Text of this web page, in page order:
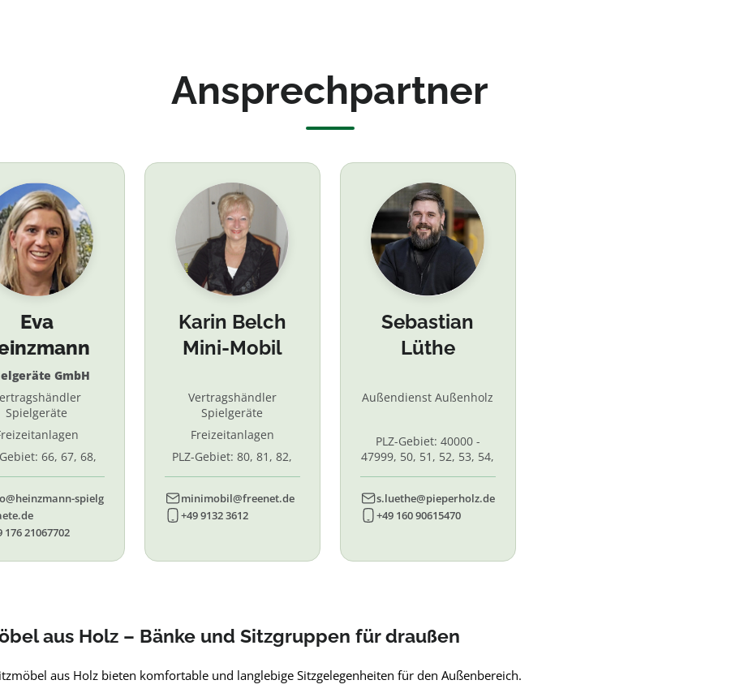
Ansprechpartner
Eva
GmbH
Spielgeräte
66, 67, 68,
spielg
176 21067702
Karin Belch
Mini-Mobil
Vertragshändler
Spielgeräte
Freizeitanlagen
PLZ-Gebiet: 80, 81, 82,
minimobil@freenet.de
+49 9132 3612
Sebastian
Lüthe
Außendienst Außenholz
PLZ-Gebiet: 40000 -
47999, 50, 51, 52, 53, 54,
s.luethe@pieperholz.de
+49 160 90615470
aus Holz – Bänke und Sitzgruppen für draußen
aus Holz bieten komfortable und langlebige Sitzgelegenheiten für den Außenbereich.